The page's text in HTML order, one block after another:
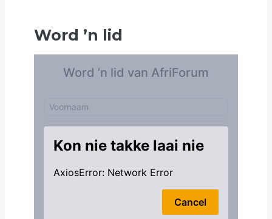
Word ’n lid